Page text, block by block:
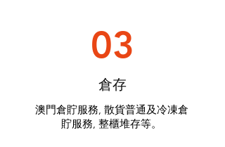
03
倉存
澳門倉貯服務, 散貨普通及冷凍倉
貯服務, 整櫃堆存等。